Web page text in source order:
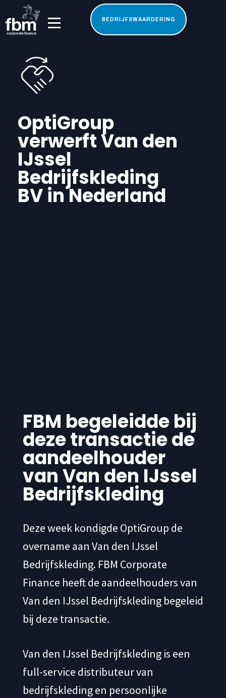
BEDRIJFSWAARDERING
OptiGroup
verwerft Van den
IJssel
Bedrijfskleding
BV in Nederland
FBM begeleidde bij
deze transactie de
aandeelhouder
van Van den IJssel
Bedrijfskleding
Deze week kondigde OptiGroup de
overname aan Van den IJssel
Bedrijfskleding. FBM Corporate
Finance heeft de aandeelhouders van
Van den IJssel Bedrijfskleding begeleid
bij deze transactie.
Van den IJssel Bedrijfskleding is een
full-service distributeur van
bedrijfskleding en persoonlijke